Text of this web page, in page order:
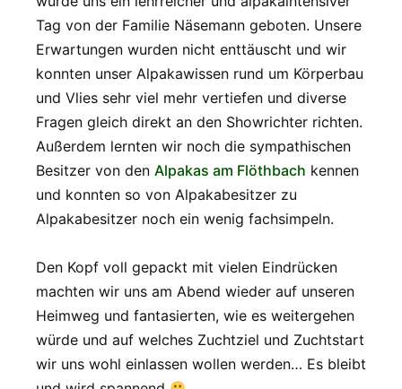
Tag von der Familie Näsemann geboten. Unsere
Erwartungen wurden nicht enttäuscht und wir
konnten unser Alpakawissen rund um Körperbau
und Vlies sehr viel mehr vertiefen und diverse
Fragen gleich direkt an den Showrichter richten.
Außerdem lernten wir noch die sympathischen
Besitzer von den Alpakas am Flöthbach kennen
und konnten so von Alpakabesitzer zu
Alpakabesitzer noch ein wenig fachsimpeln.
Den Kopf voll gepackt mit vielen Eindrücken
machten wir uns am Abend wieder auf unseren
Heimweg und fantasierten, wie es weitergehen
würde und auf welches Zuchtziel und Zuchtstart
wir uns wohl einlassen wollen werden… Es bleibt